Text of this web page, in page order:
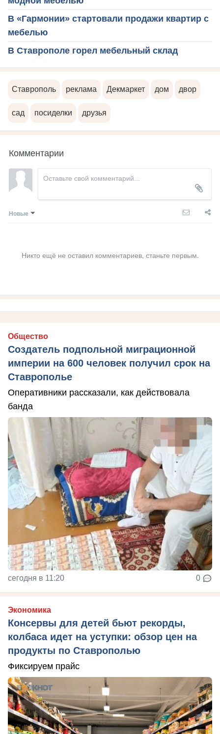
В «Гармонии» стартовали продажи квартир с
мебелью
В Ставрополе горел мебельный склад
Ставрополь реклама Декмаркет дом двор
сад посиделки друзья
Комментарии
Новые
Никто ещё не оставил комментариев, станьте первым.
Общество
Создатель подпольной миграционной
империи на 600 человек получил срок на
Ставрополье
Оперативники рассказали, как действовала
банда
сегодня в 11:20 0
Экономика
Консервы для детей бьют рекорды,
колбаса идет на уступки: обзор цен на
продукты по Ставрополью
Фиксируем прайс